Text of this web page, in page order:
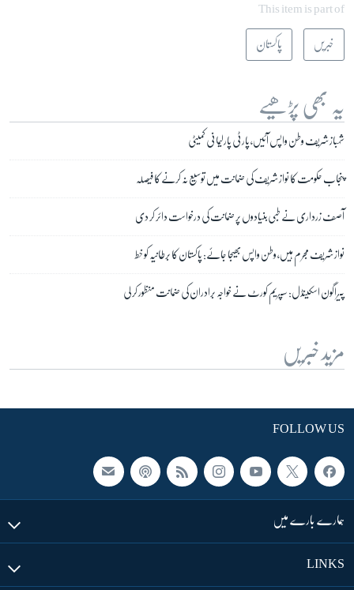
This item is part of
خبریں پاکستان
یہ بھی پڑھیے
شہباز شریف وطن واپس آئیں، پارٹی پارلیمانی کمیٹی
پنجاب حکومت کا نواز شریف کی ضمانت میں توسیع نہ کرنے کا فیصلہ
آصف زرداری نے طبی بنیادوں پر ضمانت کی درخواست دائر کر دی
نواز شریف مجرم ہیں، وطن واپس بھیجا جائے: پاکستان کا برطانیہ کو خط
پیراگون اسکینڈل: سپریم کورٹ نے خواجہ برادران کی ضمانت منظور کر لی
مزید خبریں
FOLLOW US
ہمارے بارے میں
LINKS